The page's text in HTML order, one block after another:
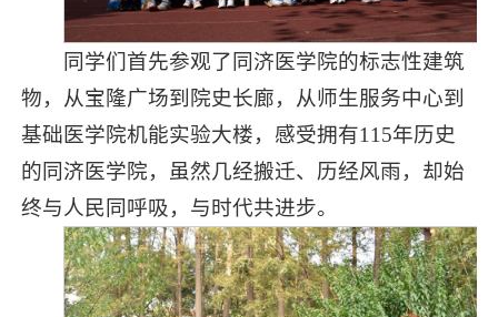
同学们首先参观了同济医学院的标志性建筑
物，从宝隆广场到院史长廊，从师生服务中心到
基础医学院机能实验大楼，感受拥有115年历史
的同济医学院，虽然几经搬迁、历经风雨，却始
终与人民同呼吸，与时代共进步。